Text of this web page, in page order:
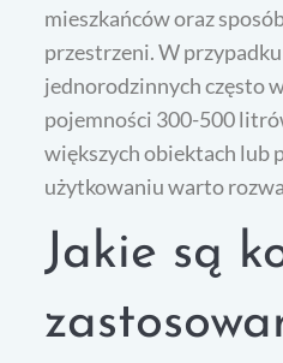
mieszkańców oraz
przestrzeni. W
jednorodzinnych często
pojemności 300-500
większych obiektach lub
użytkowaniu warto
Jakie są